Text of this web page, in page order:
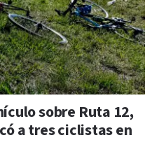
sobre Ruta 12,
a tres ciclistas en